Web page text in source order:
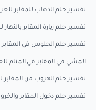
تفسير حلم الذهاب للمقابر
تفسير حلم زيارة المقابر بالنهار
تفسير حلم الجلوس في المقابر
المشي في المقابر في المنام
تفسير حلم الهروب من المقابر
تفسير حلم دخول المقابر